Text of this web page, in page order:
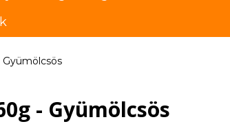
- Gyümölcsös